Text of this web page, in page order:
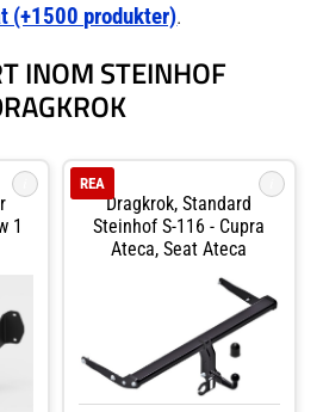
(+1500 produkter).
INOM STEINHOF
1
Dragkrok, Standard
Steinhof S-116 - Cupra
Ateca, Seat Ateca
REA